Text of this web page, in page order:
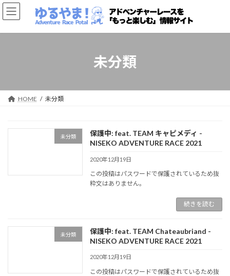
コ
ン
ン
ナ
ビ
ー
未分類
HOME 未分類
未分類
保護中: feat. TEAM キャピメディ -
NISEKO ADVENTURE RACE 2021
2020年12月19日
この投稿はパスワードで保護されているため抜
粋文はありません。
続きを読む
未分類
保護中: feat. TEAM Chateaubriand -
NISEKO ADVENTURE RACE 2021
2020年12月19日
この投稿はパスワードで保護されているため抜